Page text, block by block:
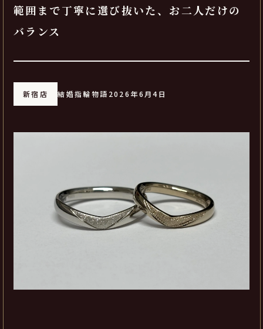
範囲まで丁寧に選び抜いた、お二人だけの
バランス
新宿店 結婚指輪物語 2026年6月4日